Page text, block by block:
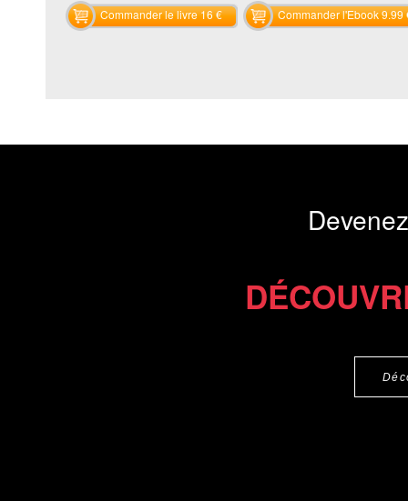
Commander le livre 16 € Commander l'Ebook 9.99